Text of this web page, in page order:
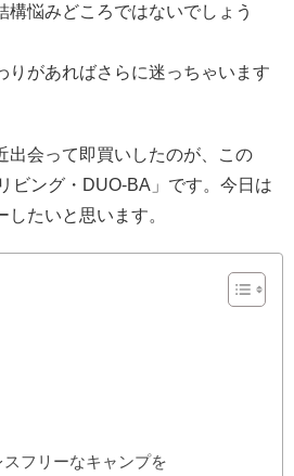
構悩みどころではないでしょう
りがあればさらに迷っちゃいます
出会って即買いしたのが、この
ビング・DUO-BA」です。今日は
たいと思います。
フリーなキャンプを